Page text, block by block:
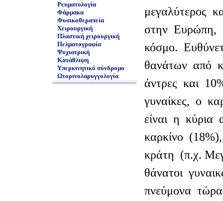
Ρευματολογία
Φάρμακα
Φυσικοθεραπεία
Χειρουργική
Πλαστική χειρουργική
Πελματογραφία
Ψυχιατρική
Κατάθλιψη
Υπερκινητικό σύνδρομο
Ωτορινολαρυγγολογία
μεγαλύτερος
στην Ευρώπη,
κόσμο.
θανάτων από
άντρες και
γυναίκες, ο
είναι η κύρια
καρκίνο
κράτη (π.χ.
θάνατοι
πνεύμονα